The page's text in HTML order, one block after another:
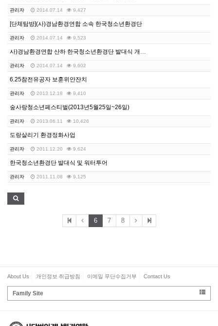
관리자 2014.07.14 9,427
[단체탐방](사)경남환경연합 소속 한국청소년환경단
관리자 2014.07.14 9,523
사)경남환경연합 산하 한국청소년환경단 발대식 개최!
관리자 2014.07.14 9,602
6.25참전유공자 보훈위안잔치
관리자 2013.12.18 9,410
숲사랑청소년페스티벌(2013년5월25일~26일)
관리자 2013.06.11 10,426
도랑살리기 환경정화사업
관리자 2011.12.20 9,624
한국청소년환경단 발대식 및 워터투어
관리자 2011.11.08 9,125
6 7 8
About Us 개인정보 취급방침 이메일 무단수집거부 Contact Us
Family Site